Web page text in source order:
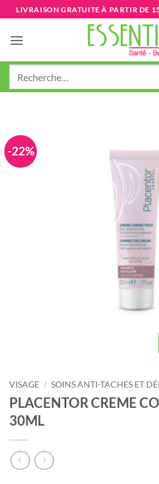
Passer
au
contenu
LIVRAISON GRATUITE À PARTIR DE
-22%
VISAGE / SOINS ANTI-TACHES ET
PLACENTOR CREME
30ML